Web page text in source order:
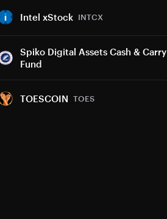
Intel xStock INTCX
Spiko Digital Assets Cash & Carry
Fund
TOESCOIN TOES